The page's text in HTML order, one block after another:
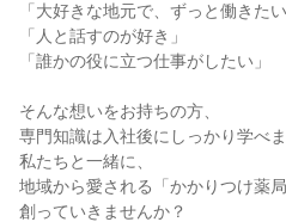
「大好きな地元で、ずっと働きたい
「人と話すのが好き」
「誰かの役に立つ仕事がしたい」
そんな想いをお持ちの方、
専門知識は入社後にしっかり学べま
私たちと一緒に、
地域から愛される「かかりつけ薬
創っていきませんか？